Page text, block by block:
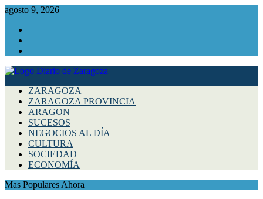
agosto 9, 2026
ZARAGOZA
ZARAGOZA PROVINCIA
ARAGON
SUCESOS
NEGOCIOS AL DÍA
CULTURA
SOCIEDAD
ECONOMÍA
Mas Populares Ahora